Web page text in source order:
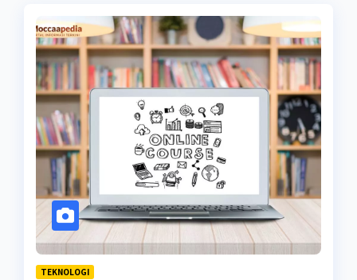
TEKNOLOGI